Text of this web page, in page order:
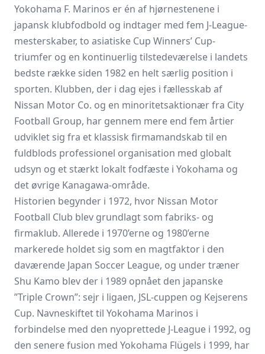
Yokohama F. Marinos er én af hjørnestenene i
japansk klubfodbold og indtager med fem J-League-
mesterskaber, to asiatiske Cup Winners’ Cup-
triumfer og en kontinuerlig tilstedeværelse i landets
bedste række siden 1982 en helt særlig position i
sporten. Klubben, der i dag ejes i fællesskab af
Nissan Motor Co. og en minoritetsaktionær fra City
Football Group, har gennem mere end fem årtier
udviklet sig fra et klassisk firmamandskab til en
fuldblods professionel organisation med globalt
udsyn og et stærkt lokalt fodfæste i Yokohama og
det øvrige Kanagawa-område.
Historien begynder i 1972, hvor Nissan Motor
Football Club blev grundlagt som fabriks- og
firmaklub. Allerede i 1970’erne og 1980’erne
markerede holdet sig som en magtfaktor i den
daværende Japan Soccer League, og under træner
Shu Kamo blev der i 1989 opnået den japanske
”Triple Crown”: sejr i ligaen, JSL-cuppen og Kejserens
Cup. Navneskiftet til Yokohama Marinos i
forbindelse med den nyoprettede J-League i 1992, og
den senere fusion med Yokohama Flügels i 1999, har